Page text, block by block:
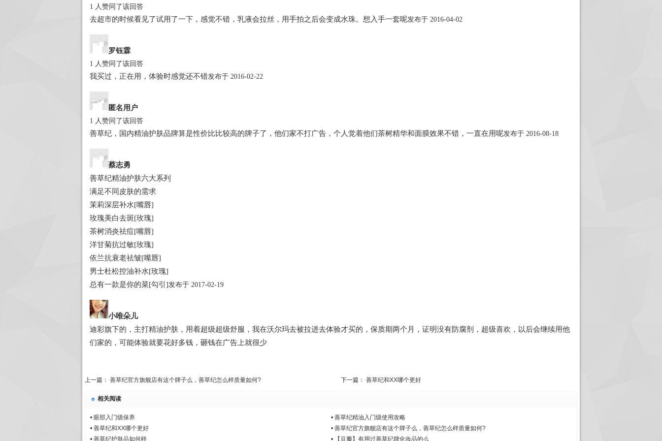
1 人赞同了该回答
去超市的时候看见了试用了一下，感觉不错，乳液会拉丝，用手拍之后会变成水珠。想入手一套呢发布于 2016-04-02
罗钰霖
1 人赞同了该回答
我买过，正在用，体验时感觉还不错发布于 2016-02-22
匿名用户
1 人赞同了该回答
善草纪，国内精油护肤品牌算是性价比比较高的牌子了，他们家不打广告，个人觉着他们茶树精华和面膜效果不错，一直在用呢发布于 2016-08-18
蔡志勇
善草纪精油护肤六大系列
满足不同皮肤的需求
茉莉深层补水[嘴唇]
玫瑰美白去斑[玫瑰]
茶树消炎祛痘[嘴唇]
洋甘菊抗过敏[玫瑰]
依兰抗衰老祛皱[嘴唇]
男士杜松控油补水[玫瑰]
总有一款是你的菜[勾引]发布于 2017-02-19
小唯朵儿
迪彩旗下的，主打精油护肤，用着超级超级舒服，我在沃尔玛去被拉进去体验才买的，保质期两个月，证明没有防腐剂，超级喜欢，以后会继续用他
们家的，可能体验就要花好多钱，砸钱在广告上就很少
上一篇： 善草纪官方旗舰店有这个牌子么，善草纪怎么样质量如何? 下一篇： 善草纪和XX哪个更好
相关阅读
• 眼部入门级保养 • 善草纪精油入门级使用攻略
• 善草纪和XX哪个更好 • 善草纪官方旗舰店有这个牌子么，善草纪怎么样质量如何?
• 善草纪护肤品如何样 • 【豆瓣】有用过善草纪牌化妆品的么